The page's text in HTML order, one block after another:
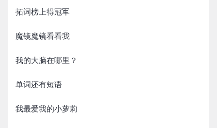
拓词榜上得冠军
魔镜魔镜看看我
我的大脑在哪里？
单词还有短语
我最爱我的小萝莉